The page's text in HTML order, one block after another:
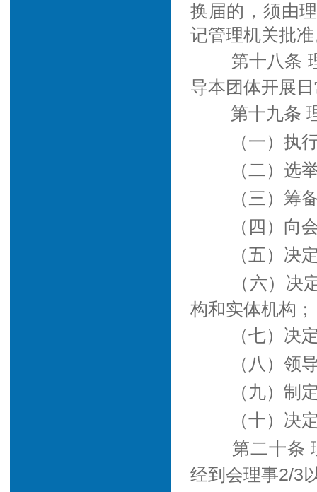
换届的，须由
记管理机关批
第十八条
导本团体开展
第十九条
（一）执
（二）选
（三）筹
（四）向
（五）决
（六）
构和实体机构；
（七）决
（八）领
（九）制
（十）决
第二十条
经到会理事2/3